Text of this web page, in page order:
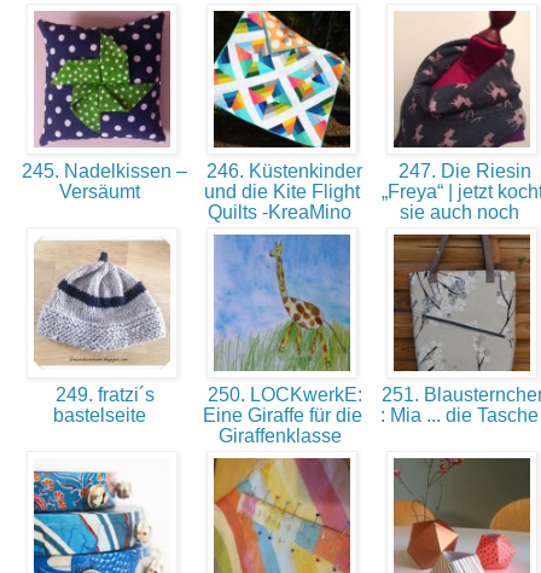
245. Nadelkissen –
Versäumt
246. Küstenkinder
und die Kite Flight
Quilts -KreaMino
247. Die Riesin
„Freya“ | jetzt
sie auch noch
249. fratzi´s
bastelseite
250. LOCKwerkE:
Eine Giraffe für die
Giraffenklasse
251.
: Mia ... die